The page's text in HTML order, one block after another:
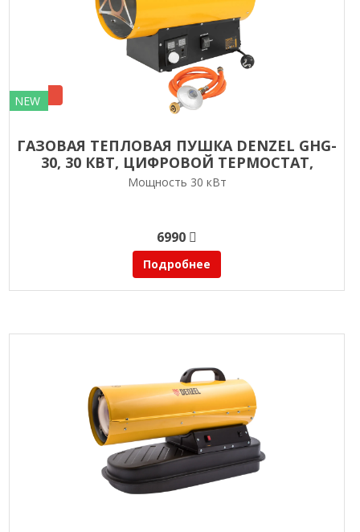
NEW
ГАЗОВАЯ ТЕПЛОВАЯ ПУШКА DENZEL GHG-
30, 30 КВТ, ЦИФРОВОЙ ТЕРМОСТАТ,
ПРОПАН-БУТАН
Мощность 30 кВт
6990
Подробнее